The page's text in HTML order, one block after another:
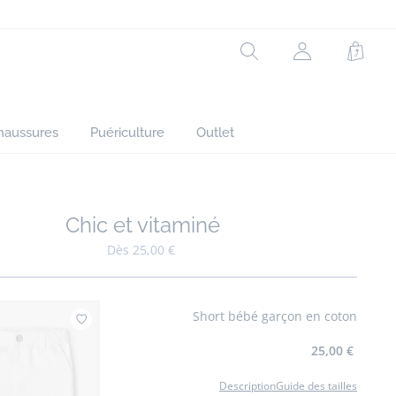
Rechercher
Mon
Puériculture Outlet
Ajouter à mes favoris : Chic et vitaminé
Chic et vitaminé
Dès 25,00 €
Ajouter à mes favoris : Short bébé garçon en
Short bébé garçon en coton
25,00 €
Description Guide des tailles